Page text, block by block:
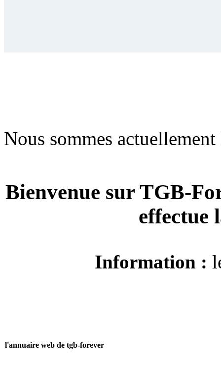
Nous sommes
Bienvenue sur TGB-
Information :
l'annuaire web de tgb-forever